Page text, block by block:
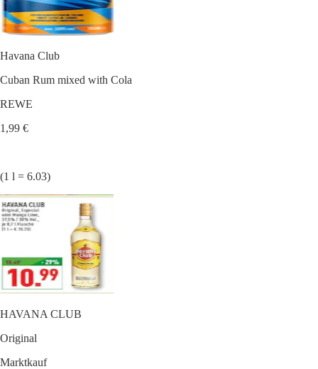
Havana Club
Cuban Rum mixed with Cola
REWE
1,99 €
(1 l = 6.03)
HAVANA CLUB
Original
Marktkauf